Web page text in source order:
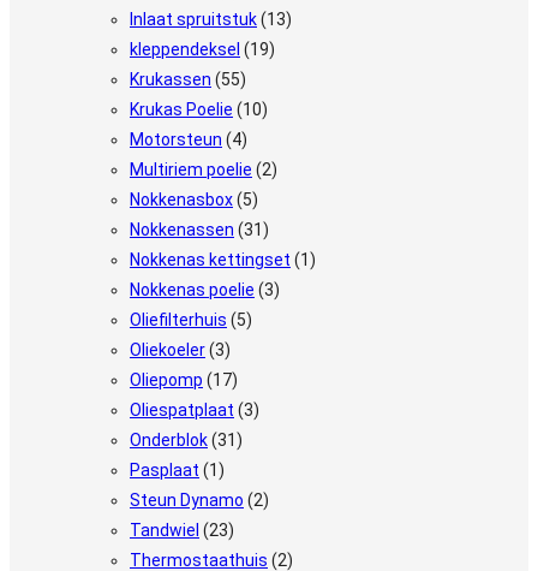
Inlaat spruitstuk(13)
kleppendeksel (19)
Krukassen (55)
Krukas Poelie (10)
Motorsteun (4)
Multiriem poelie (2)
Nokkenasbox(5)
Nokkenassen (31)
Nokkenas kettingset (1)
Nokkenas poelie (3)
Oliefilterhuis (5)
Oliekoeler(3)
Oliepomp (17)
Oliespatplaat (3)
Onderblok(31)
Pasplaat (1)
Steun Dynamo (2)
Tandwiel (23)
Thermostaathuis (2)